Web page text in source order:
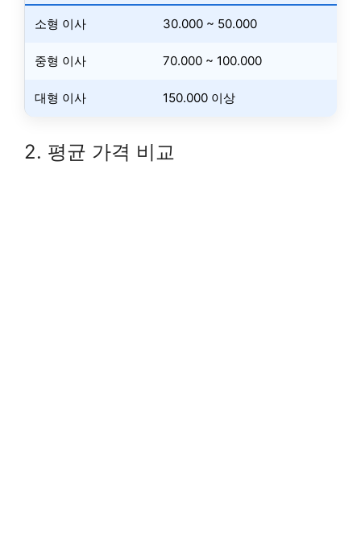
소형 이사 30.000 ~ 50.000
중형 이사 70.000 ~ 100.000
대형 이사 150.000 이상
2. 평균 가격 비교